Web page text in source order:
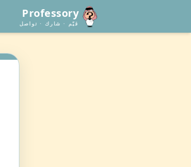
Professory
قيّم · شارك · تواصل